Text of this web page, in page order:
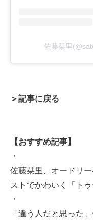
佐藤栞里
＞記事に戻る
【おすすめ記事】
・
佐藤栞里、オードリ
ストでかわいく「ト
・
「違う人だと思った